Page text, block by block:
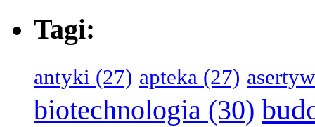
Tagi:
antyki (27) apteka (27)
biotechnologia (30)